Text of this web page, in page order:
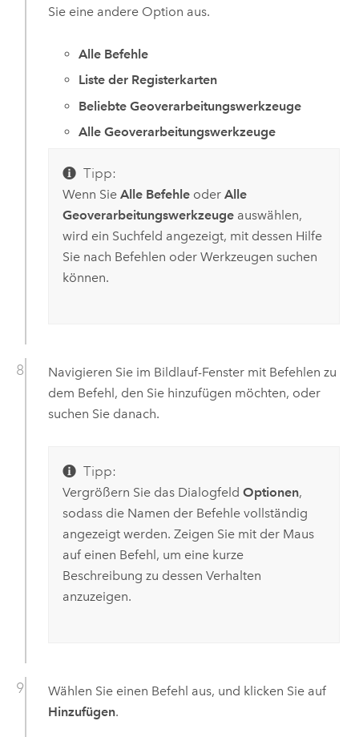
Sie eine andere Option aus.
Alle Befehle
Liste der Registerkarten
Beliebte Geoverarbeitungswerkzeuge
Alle Geoverarbeitungswerkzeuge
Tipp:
Wenn Sie Alle Befehleoder Alle
Geoverarbeitungswerkzeugeauswählen,
wird ein Suchfeld angezeigt, mit dessen Hilfe
Sie nach Befehlen oder Werkzeugen suchen
können.
Navigieren Sie im Bildlauf-Fenster mit Befehlen zu
dem Befehl, den Sie hinzufügen möchten, oder
suchen Sie danach.
Tipp:
Vergrößern Sie das Dialogfeld Optionen,
sodass die Namen der Befehle vollständig
angezeigt werden. Zeigen Sie mit der Maus
auf einen Befehl, um eine kurze
Beschreibung zu dessen Verhalten
anzuzeigen.
Wählen Sie einen Befehl aus, und klicken Sie auf
Hinzufügen.